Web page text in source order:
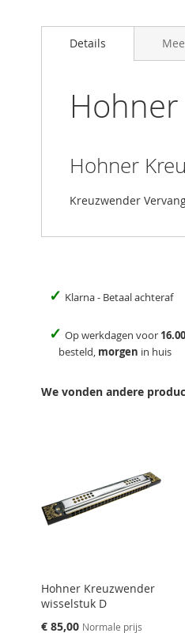
to
images
Details
Hohner
Kreuzwender
✓ Klarna - Betaal achteraf
✓ Op werkdagen voor
besteld, morgen in huis
We vonden andere
Hohner Kreuzwender
wisselstuk D
Speciale
€ 85,00 Normale prijs